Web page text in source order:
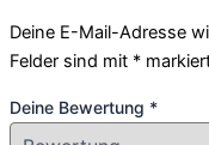
Deine E-Mail-Adresse
Felder sind mit *
Deine Bewertung *